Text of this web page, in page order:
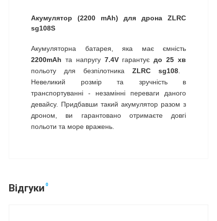
Акумулятор (2200 mAh) для дрона ZLRC
sg108S
Акумуляторна батарея, яка має ємність
2200mAh та напругу7.4Vгарантуєдо 25 хв
польоту для безпілотника ZLRC sg108
Невеликий розмір та зручність в
транспортуванні - незамінні переваги даного
девайсу. Придбавши такий акумулятор разом з
дроном, ви гарантовано отримаєте довгі
польоти та море вражень.
Відгуки 0